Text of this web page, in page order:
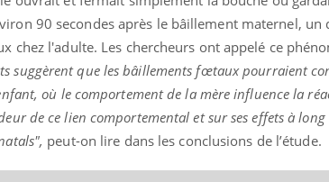
90 secondes après le bâillement maternel, un
chez l'adulte. Les chercheurs ont appelé ce
suggèrent que les bâillements fœtaux pourraient
où le comportement de la mère influence la
de ce lien comportemental et sur ses effets à
peut-on lire dans les conclusions de l’étude.